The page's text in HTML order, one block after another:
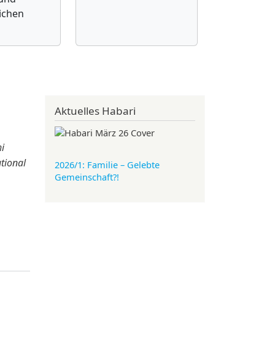
Aktuelles Habari
2026/1: Familie – Gelebte
Gemeinschaft?!